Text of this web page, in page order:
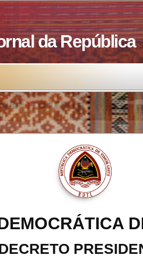
da República